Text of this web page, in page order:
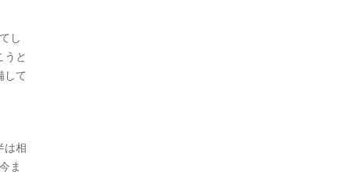
し
と
して
は相
ま